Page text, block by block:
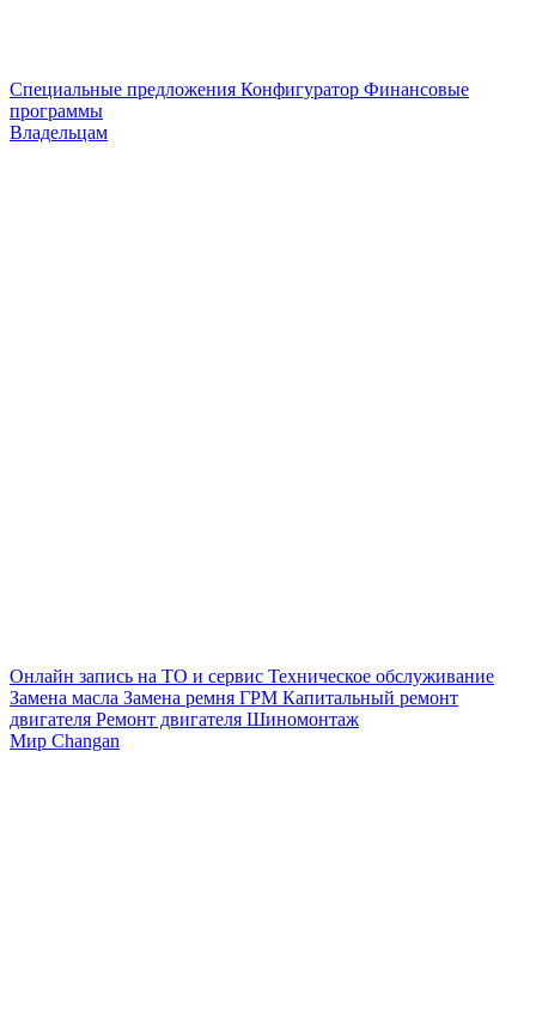
Специальные предложения Конфигуратор Финансовые
программы
Владельцам
Онлайн запись на ТО и сервис Техническое обслуживание
Замена масла Замена ремня ГРМ Капитальный ремонт
двигателя Ремонт двигателя Шиномонтаж
Мир Changan